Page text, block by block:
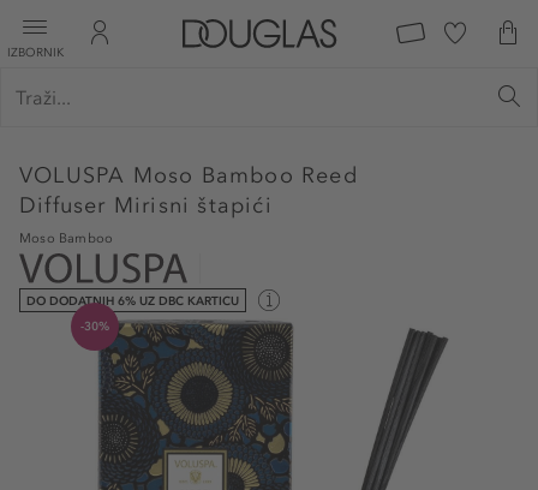
IZBORNIK
VOLUSPA Moso Bamboo Reed
Diffuser Mirisni štapići
Moso Bamboo
DO DODATNIH 6% UZ DBC KARTICU
-30%